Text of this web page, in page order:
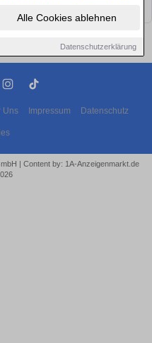
Alle Cookies ablehnen
Datenschutzerklärung
Uns Impressum Datenschutz
| Content by: 1A-Anzeigenmarkt.de